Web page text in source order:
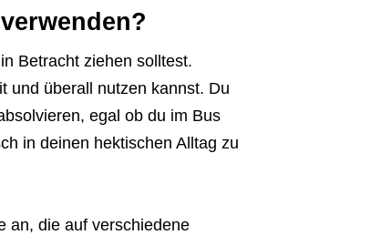
Betracht ziehen solltest.
und überall nutzen kannst. Du
egal ob du im Bus
in deinen hektischen Alltag zu
an, die auf verschiedene